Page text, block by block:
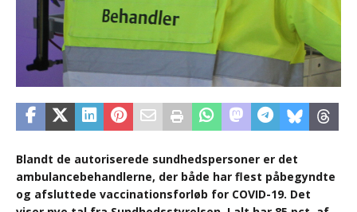
Blandt de autoriserede sundhedspersoner er det
ambulancebehandlerne, der både har flest påbegyndte
og afsluttede vaccinationsforløb for COVID-19. Det